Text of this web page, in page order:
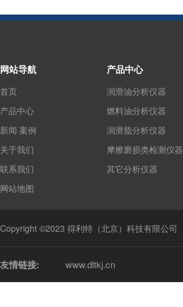
网站导航
首页
产品中心
新闻·案例
关于我们
联系我们
网站地图
产品中心
润滑油分析仪器
燃料油分析仪器
润滑脂分析仪器
摩擦磨损类检测仪器
其它分析仪器
Copyright ©2023 得利特（北京）科技有限公司
友情链接: www.dltkj.cn